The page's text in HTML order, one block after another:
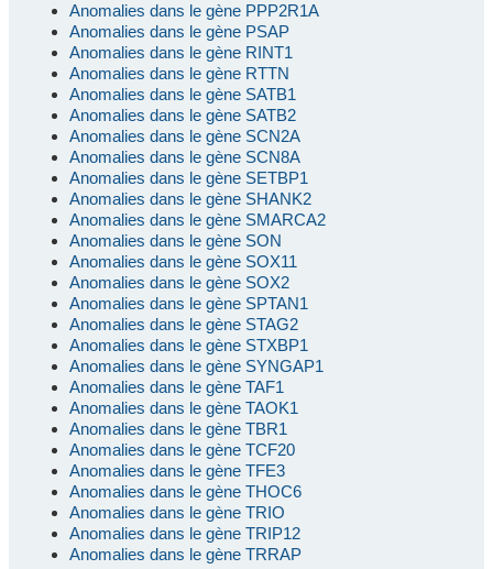
Anomalies dans le gène PPP2R1A
Anomalies dans le gène PSAP
Anomalies dans le gène RINT1
Anomalies dans le gène RTTN
Anomalies dans le gène SATB1
Anomalies dans le gène SATB2
Anomalies dans le gène SCN2A
Anomalies dans le gène SCN8A
Anomalies dans le gène SETBP1
Anomalies dans le gène SHANK2
Anomalies dans le gène SMARCA2
Anomalies dans le gène SON
Anomalies dans le gène SOX11
Anomalies dans le gène SOX2
Anomalies dans le gène SPTAN1
Anomalies dans le gène STAG2
Anomalies dans le gène STXBP1
Anomalies dans le gène SYNGAP1
Anomalies dans le gène TAF1
Anomalies dans le gène TAOK1
Anomalies dans le gène TBR1
Anomalies dans le gène TCF20
Anomalies dans le gène TFE3
Anomalies dans le gène THOC6
Anomalies dans le gène TRIO
Anomalies dans le gène TRIP12
Anomalies dans le gène TRRAP